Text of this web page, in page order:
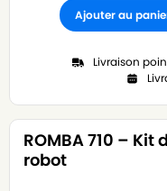
Ajouter au
Livraison
ROMBA 710 –
robot